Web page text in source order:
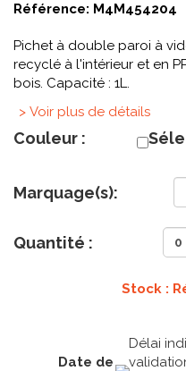
Référence: M4M454204
Pichet à double paroi à
recyclé à l'intérieur et en
bois. Capacité : 1L.
> Voir plus de détails
Couleur :
Marquage(s):
Quantité :
Stock :
Date de
Délai